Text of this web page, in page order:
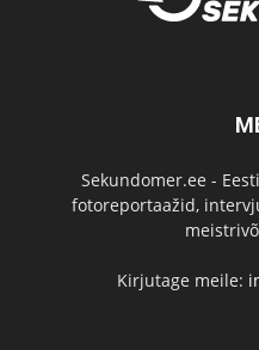
Sekundomer.ee -
fotoreportaažid,
Kirjutage meile: